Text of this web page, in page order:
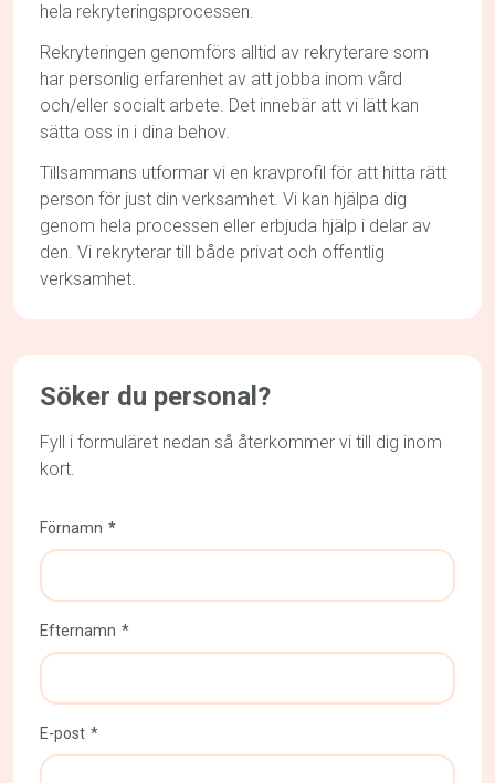
hela rekryteringsprocessen.
Rekryteringen genomförs alltid av rekryterare som
har personlig erfarenhet av att jobba inom vård
och/eller socialt arbete. Det innebär att vi lätt kan
sätta oss in i dina behov.
Tillsammans utformar vi en kravprofil för att hitta rätt
person för just din verksamhet. Vi kan hjälpa dig
genom hela processen eller erbjuda hjälp i delar av
den. Vi rekryterar till både privat och offentlig
verksamhet.
Söker du personal?
Fyll i formuläret nedan så återkommer vi till dig inom
kort.
Förnamn
Efternamn
E-post